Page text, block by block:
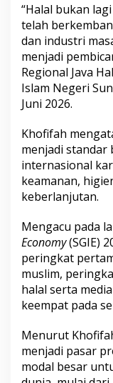
“Halal bukan
telah
dan industri
menjadi
Regional Java
Islam Negeri
Juni 2026.
Khofifah
menjadi standar
internasional
keamanan,
keberlanjutan.
Mengacu pada
Economy(SGIE)
peringkat
muslim,
halal serta
keempat pada
Menurut
menjadi pasar
modal besar